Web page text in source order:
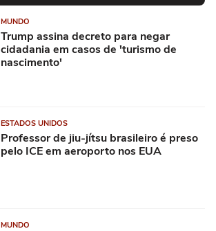
MUNDO
Trump assina decreto para negar
cidadania em casos de 'turismo de
nascimento'
ESTADOS UNIDOS
Professor de jiu-jítsu brasileiro é preso
pelo ICE em aeroporto nos EUA
MUNDO